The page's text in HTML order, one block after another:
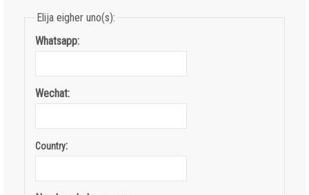
Elija eigher uno(s):
Whatsapp:
Wechat:
Country: